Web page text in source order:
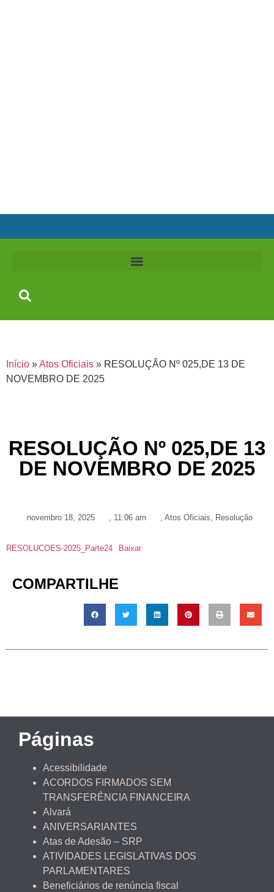
Início »Atos Oficiais » RESOLUÇÃO Nº 025,DE 13 DE
NOVEMBRO DE 2025
RESOLUÇÃO Nº 025,DE 13
DE NOVEMBRO DE 2025
novembro 18, 2025 , 11:06 am , Atos Oficiais, Resolução
RESOLUCOES-2025_Parte24 Baixar
COMPARTILHE
Páginas
Acessibilidade
ACORDOS FIRMADOS SEM
TRANSFERÊNCIA FINANCEIRA
Alvará
ANIVERSARIANTES
Atas de Adesão – SRP
ATIVIDADES LEGISLATIVAS DOS
PARLAMENTARES
Beneficiários de renúncia fiscal